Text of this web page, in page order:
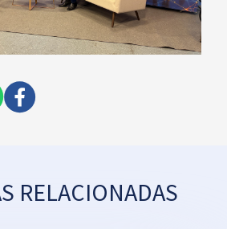
RELACIONADAS